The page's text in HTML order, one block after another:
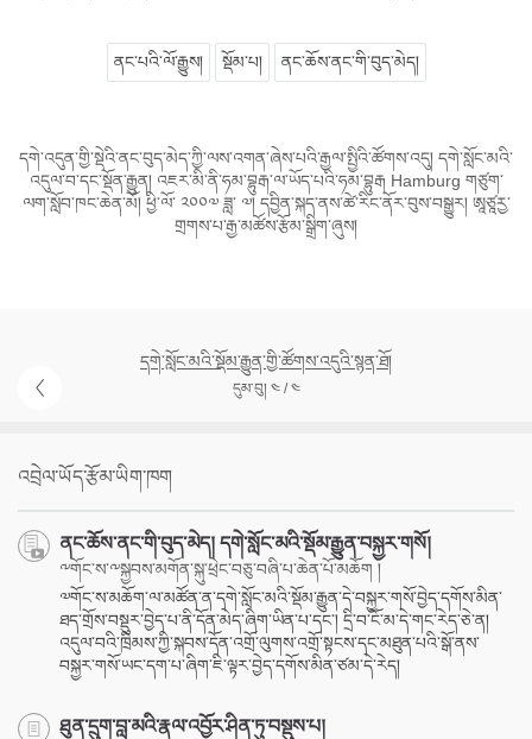
ནང་པའི་ལོ་རྒྱུས། སྡོམ་པ། ནང་ཆོས་ནང་གི་བུད་མེད།
དགེ་འདུན་གྱི་སྡེའི་ནང་བུད་མེད་ཀྱི་ལས་འགན་ཞེས་པའི་རྒྱལ་སྤྱིའི་ཚོགས་འདུ། དགེ་སློང་མའི་
འདུལ་བ་དང་སྡོན་རྒྱུན། འཇར་མི་ནི་ཧམ་བྷུརྒ་ལ་ཡོད་པའི་ཧམ་བྷུརྒ Hamburg གཙུག་
ལག་སློབ་ཁང་ཆེན་མོ། ཕྱི་ལོ་ ༢༠༠༧ ཟླ་ ༧། དབྱིན་སྐད་ནས་ཚེ་རིང་ནོར་བུས་བསྒྱུར། ཨཱཙཱརྱ་
གྲགས་པ་རྒྱ་མཚོས་རྩོམ་སྒྲིག་ཞུས།
དགེ་སློང་མའི་སྡོམ་རྒྱུན་གྱི་ཚོགས་འདུའི་སྙན་ཐོ།
དུམ་བུ། ༤ / ༤
འབྲེལ་ཡོད་རྩོམ་ཡིག་ཁག
ནང་ཆོས་ནང་གི་བུད་མེད། དགེ་སློང་མའི་སྡོམ་རྒྱུན་བསྐྱར་གསོ།
༸གོང་ས་༸སྐྱབས་མགོན་སྐུ་ཕྲེང་བཅུ་བཞི་པ་ཆེན་པོ་མཆོག །
༧གོང་ས་མཆོག་ལ་མཚོན་ན་དགེ་སློང་མའི་སྡོམ་རྒྱུན་དེ་བསྐྱར་གསོ་བྱེད་དགོས་མིན་
ཐད་གྲོས་བསྡུར་བྱེད་པ་ནི་དོན་མེད་ཞིག་ཡིན་པ་དང་། དྲི་བ་ངོ་མ་དེ་གང་རེད་ཅེ་ན།
འདུལ་བའི་ཁྲིམས་ཀྱི་སྐབས་དོན་འགྲོ་ལུགས་འགྲོ་སྟངས་དང་མཐུན་པའི་སྒོ་ནས་
བསྐྱར་གསོ་ཡང་དག་པ་ཞིག་ཇི་ལྟར་བྱེད་དགོས་མིན་ཙམ་དེ་རེད།
ཐུན་དྲུག་བླ་མའི་རྣལ་འབྱོར་ཤིན་ཏུ་བསྡུས་པ།